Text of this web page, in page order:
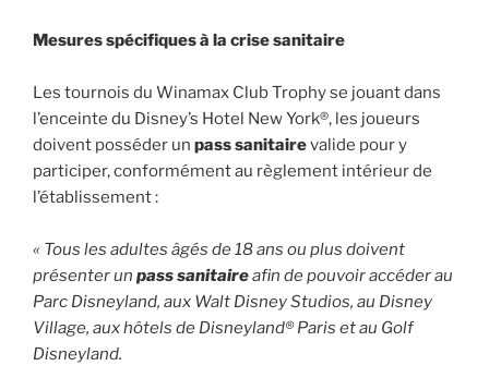
Mesures spécifiques à la crise sanitaire
Les tournois du Winamax Club Trophy se jouant dans
l’enceinte du Disney’s Hotel New York®, les joueurs
doivent posséder un pass sanitairevalide pour y
participer, conformément au règlement intérieur de
l’établissement :
« Tous les adultes âgés de 18 ans ou plus doivent
présenter un pass sanitaireafin de pouvoir accéder au
Parc Disneyland, aux Walt Disney Studios, au Disney
Village, aux hôtels de Disneyland® Paris et au Golf
Disneyland.